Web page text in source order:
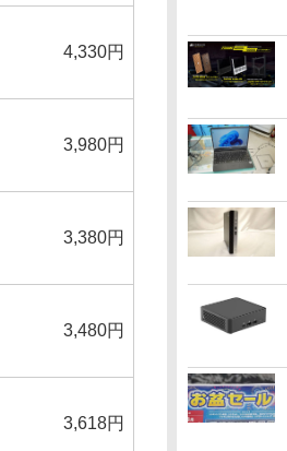
4,330円
3,980円
3,380円
3,480円
3,618円